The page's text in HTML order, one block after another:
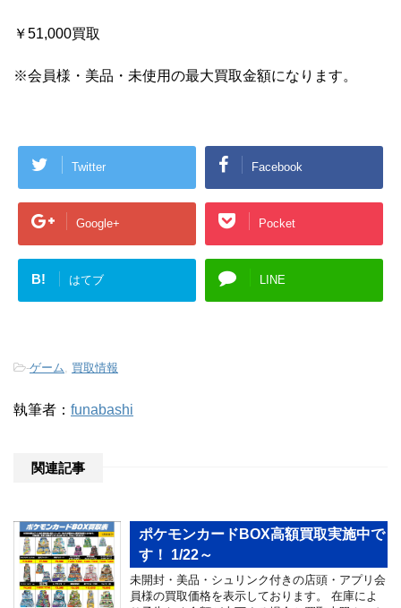
￥51,000買取
※会員様・美品・未使用の最大買取金額になります。
Twitter Facebook
Google+ Pocket
B! はてブ LINE
-ゲーム 買取情報
執筆者： funabashi
関連記事
ポケモンカードBOX高額買取実施中で
す！ 1/22～
未開封・美品・シュリンク付きの店頭・アプリ会
員様の買取価格を表示しております。 在庫によ